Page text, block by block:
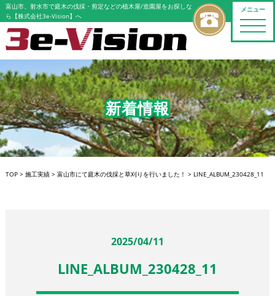
メニュー
toggle
富山市、射水市で庭木の伐採・剪定などの植木屋/造園屋をお探しな
ら【株式会社3e-Vision】へ
新着情報
TOP> 施工実績> 富山市にて庭木の伐採と草刈りを行いました！ > LINE_ALBUM_230428_11
2025/04/11
LINE_ALBUM_230428_11